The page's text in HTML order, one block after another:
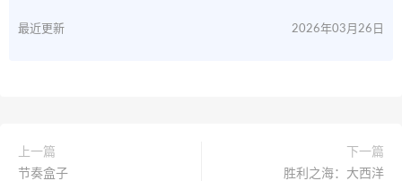
最近更新 2026年03月26日
上一篇
节奏盒子
下一篇
胜利之海：大西洋